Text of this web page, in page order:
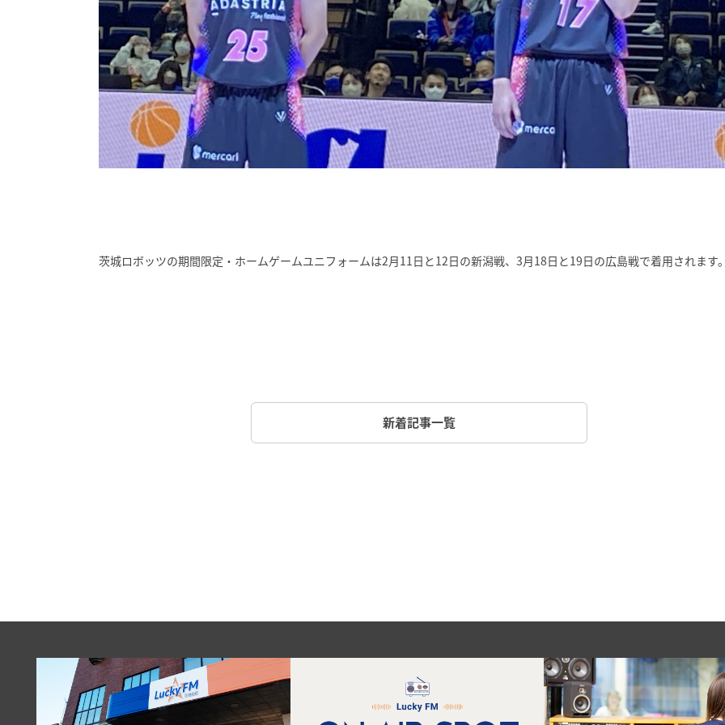
茨城ロボッツの期間限定・ホームゲームユニフォームは2月11日と12日の新潟戦、3月18日と19日の広島戦で着用されます
新着記事一覧